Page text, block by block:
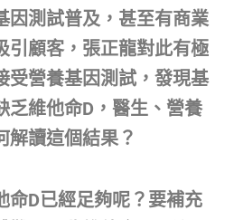
因測試普及，甚至有商業
引顧客，張正龍對此有極
受營養基因測試，發現基
乏維他命D，醫生、營養
解讀這個結果？
命D已經足夠呢？要補充